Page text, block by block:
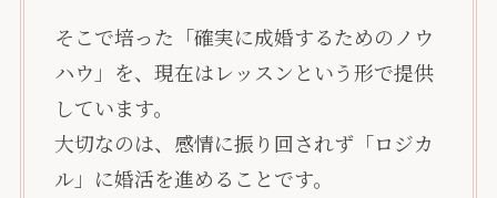
そこで培った「確実に成婚するためのノウ
ハウ」を、現在はレッスンという形で提供
しています。
大切なのは、感情に振り回されず「ロジカ
ル」に婚活を進めることです。